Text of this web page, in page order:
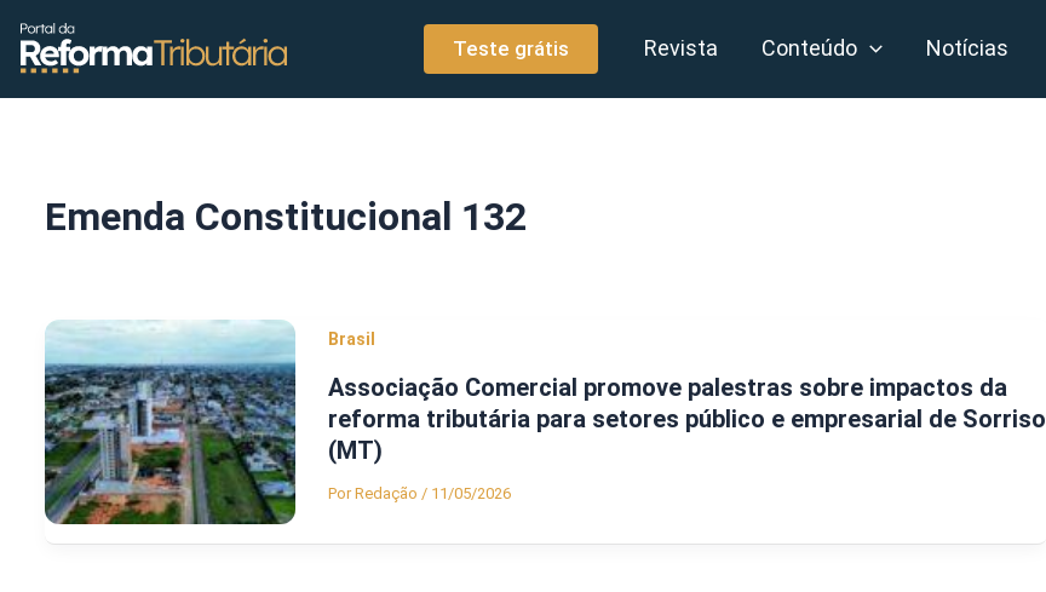
conteúdo
Teste grátis Revista Conteúdo Notícias
Emenda Constitucional 132
Brasil
Associação Comercial promove palestras sobre impactos da
reforma tributária para setores público e empresarial de Sorriso
(MT)
PorRedação / 11/05/2026